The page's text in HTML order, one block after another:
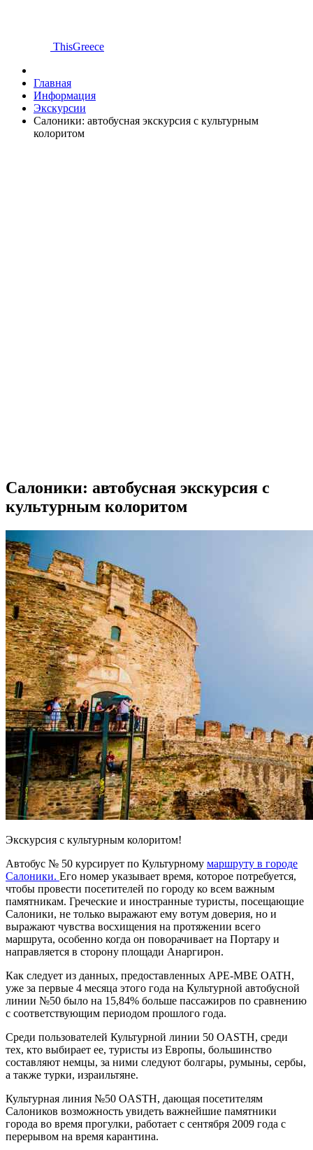
ThisGreece
Главная
Информация
Экскурсии
Салоники: автобусная экскурсия с культурным
колоритом
Салоники: автобусная экскурсия с
культурным колоритом
Экскурсия с культурным колоритом!
Автобус № 50 курсирует по Культурному маршруту в городе
Салоники. Его номер указывает время, которое потребуется,
чтобы провести посетителей по городу ко всем важным
памятникам. Греческие и иностранные туристы, посещающие
Салоники, не только выражают ему вотум доверия, но и
выражают чувства восхищения на протяжении всего
маршрута, особенно когда он поворачивает на Портару и
направляется в сторону площади Анаргирон.
Как следует из данных, предоставленных APE-MBE OATH,
уже за первые 4 месяца этого года на Культурной автобусной
линии №50 было на 15,84% больше пассажиров по сравнению
с соответствующим периодом прошлого года.
Среди пользователей Культурной линии 50 OASTH, среди
тех, кто выбирает ее, туристы из Европы, большинство
составляют немцы, за ними следуют болгары, румыны, сербы,
а также турки, израильтяне.
Культурная линия №50 OASTH, дающая посетителям
Салоников возможность увидеть важнейшие памятники
города во время прогулки, работает с сентября 2009 года с
перерывом на время карантина.